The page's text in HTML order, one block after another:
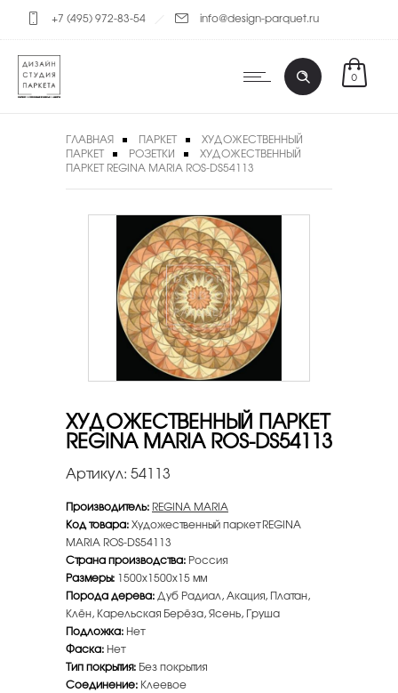
+7 (495) 972-83-54 info@design-parquet.ru
0
ГЛАВНАЯ ПАРКЕТ
ХУДОЖЕСТВЕННЫЙ
ПАРКЕТ
РОЗЕТКИ
ХУДОЖЕСТВЕННЫЙ
ПАРКЕТ REGINA MARIA ROS-DS54113
ХУДОЖЕСТВЕННЫЙ ПАРКЕТ
REGINA MARIA ROS-DS54113
Артикул: 54113
Производитель: REGINA MARIA
Код товара:Художественный паркет REGINA
MARIA ROS-DS54113
Страна производства: Россия
Размеры: 1500х1500х15 мм
Порода дерева:Дуб Радиал, Акация, Платан,
Клён, Карельская Берёза, Ясень, Груша
Подложка: Нет
Фаска: Нет
Тип покрытия: Без покрытия
Соединение: Клеевое